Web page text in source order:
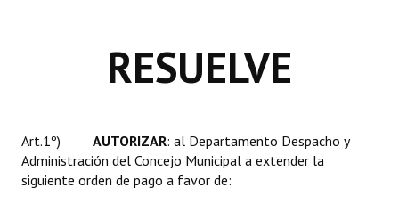
Banca del Vecino - Registro
Antiguos Pobladores - Registro
Reconocimientos - Registro
RESUELVE
Art.1º) AUTORIZAR: al Departamento Despacho y
Administración del Concejo Municipal a extender la
siguiente orden de pago a favor de: